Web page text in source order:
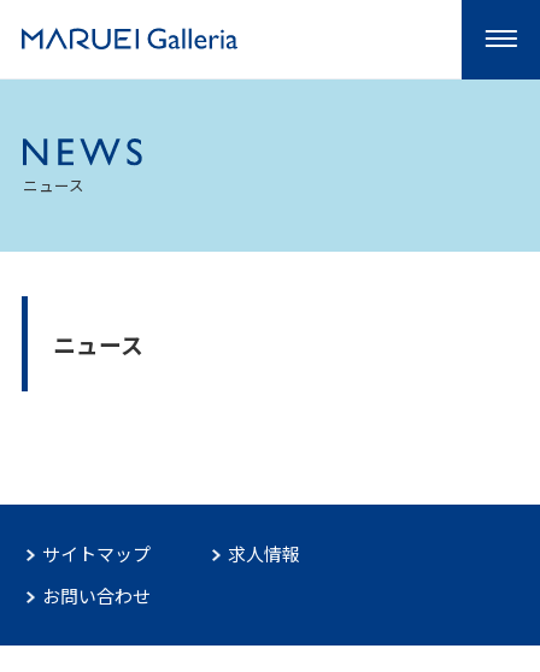
ニュース
ニュース
サイトマップ
求人情報
お問い合わせ